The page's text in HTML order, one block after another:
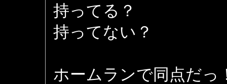
持ってる？
持ってない？
ホームランで同点だっ